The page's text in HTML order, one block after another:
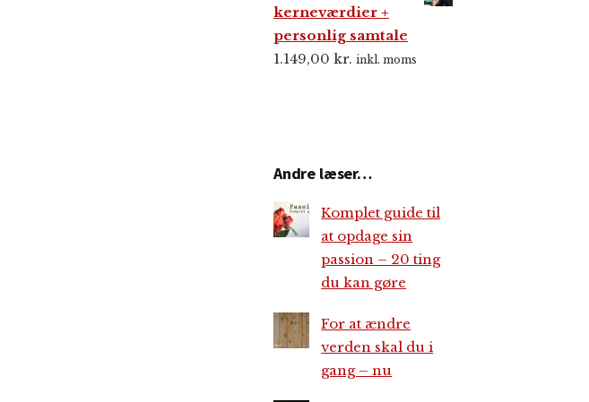
kerneværdier +
personlig samtale
1.149,00 kr. inkl. moms
Andre læser…
Komplet guide til
at opdage sin
passion – 20 ting
du kan gøre
For at ændre
verden skal du i
gang – nu